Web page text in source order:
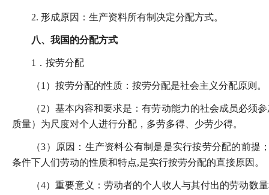
2. 形成原因：生产资料所有制决定分配方式。
八、我国的分配方式
1．按劳分配
（1）按劳分配的性质：按劳分配是社会主义分配原则。
（2）基本内容和要求是：有劳动能力的社会成员必须
质量）为尺度对个人进行分配，多劳多得、少劳少得。
（3）原因：生产资料公有制是是实行按劳分配的前
条件下人们劳动的性质和特点,是实行按劳分配的直接原因。
（4）重要意义：劳动者的个人收人与其付出的劳动数